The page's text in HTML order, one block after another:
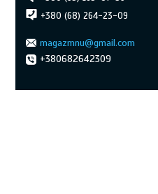
+380 (68) 264-23-09
magazmnu@gmail.com
+380682642309